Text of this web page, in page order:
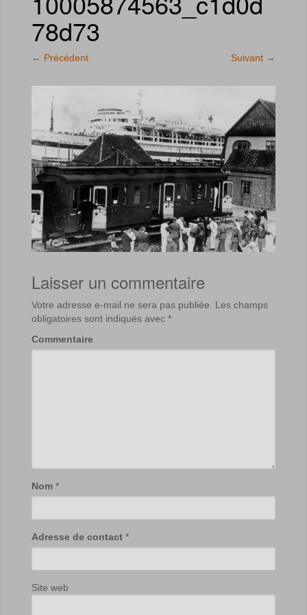
78d73
← Précédent Suivant →
Laisser un commentaire
Votre adresse e-mail ne sera pas publiée.
Les champs
obligatoires sont indiqués avec *
Commentaire
Nom *
Adresse de contact *
Site web